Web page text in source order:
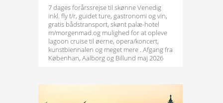
7 dages forårssrejse til skønne Venedig
inkl. fly t/r, guidet ture, gastronomi og vin,
gratis bådstransport, skønt palæ-hotel
m/morgenmad.og mulighed for at opleve
lagoon cruise til øerne, opera/koncert,
kunstbiennalen og meget mere . Afgang fra
Københan, Aalborg og Billund maj 2026